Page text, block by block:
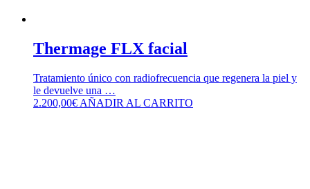
Thermage FLX facial
Tratamiento único con radiofrecuencia que regenera la piel y
le devuelve una …
2.200,00€ AÑADIR AL CARRITO